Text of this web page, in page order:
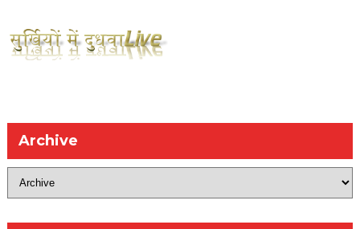
Archive